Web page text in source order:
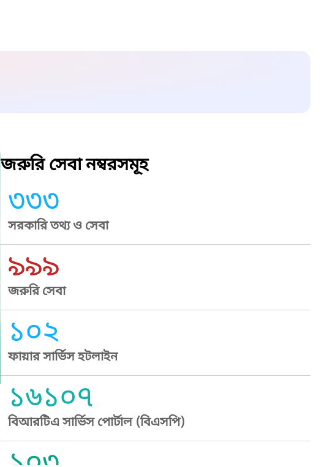
জরুরি সেবা নম্বরসমূহ
৩৩৩
সরকারি তথ্য ও সেবা
৯৯৯
জরুরি সেবা
১০২
ফায়ার সার্ভিস হটলাইন
১৬১০৭
বিআরটিএ সার্ভিস পোর্টাল (বিএসপি)